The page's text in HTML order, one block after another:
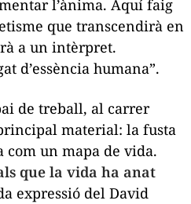
l’ànima. Aquí faig
que transcendirà en
a un intèrpret.
d’essència humana”.
de treball, al carrer
material: la fusta
com un mapa de vida.
que la vida ha anat
expressió del David